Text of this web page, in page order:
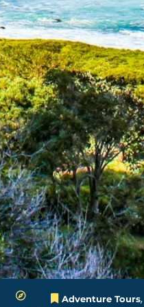
Adventure Tours,